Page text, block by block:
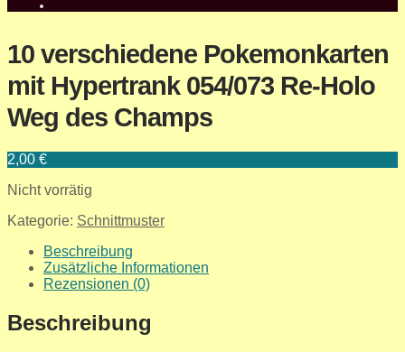
10 verschiedene Pokemonkarten
mit Hypertrank 054/073 Re-Holo
Weg des Champs
2,00 €
Nicht vorrätig
Kategorie: Schnittmuster
Beschreibung
Zusätzliche Informationen
Rezensionen (0)
Beschreibung